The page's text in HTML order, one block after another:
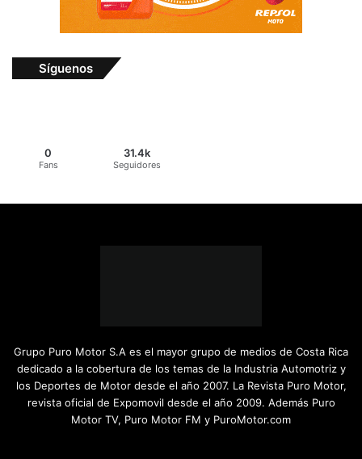
Síguenos
0
Fans
31.4k
Seguidores
Grupo Puro Motor S.A es el mayor grupo de medios de Costa Rica
dedicado a la cobertura de los temas de la Industria Automotriz y
los Deportes de Motor desde el año 2007. La Revista Puro Motor,
revista oficial de Expomovil desde el año 2009. Además Puro
Motor TV, Puro Motor FM y PuroMotor.com